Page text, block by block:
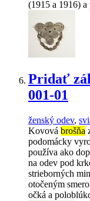
(1915 a 1916)
Pridať
001-01
ženský odev,
Kovová brošňa
podomácky
používa ako
na odev pod
strieborných
otočeným
očká a